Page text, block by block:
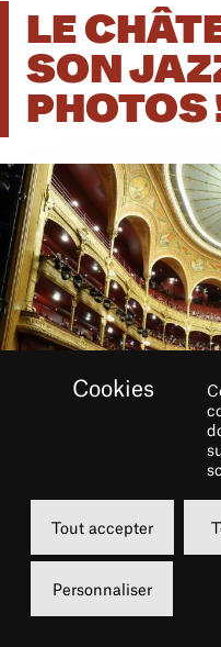
LE
SON
PHOTOS
réunit plus de 10
Tout accepter
Personnaliser